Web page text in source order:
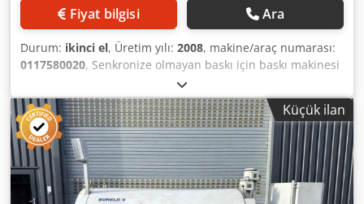
Fiyat bilgisi Ara
Durum: ikinci el, Üretim yılı: 2008, makine/araç numarası:
0117580020, Senkronize olmayan baskı için baskı makinesi
yukarıdan ahşap damarı veya başka bir tasarım tek renkli
baskıda düz iş parçası üzerinde, uygun Sulu ve UV baskı
mürekkepleri. - Tür: SLDR 1300 - Yapım yılı 2008 - İşletme
tarafı: sağ - İş parçası genişliği: 1.250 mm - Dk. iş parçası
uzunluğu: 350mm (300mm) - İş parçası yüksekliği: ~ 3-
100mm - Baskı mürekkebi için uygun, suda çözünür ve UV
baskı mürekkepleri Taşıma sistemi: - Taşıma bandı
Küçük ilan